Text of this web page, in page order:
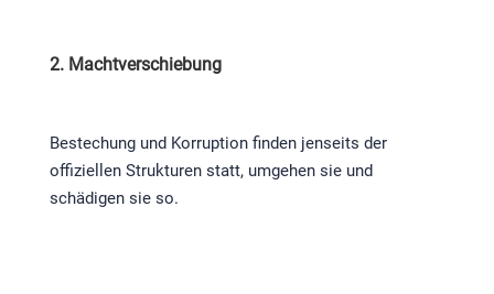
2. Machtverschiebung
Bestechung und Korruption finden jenseits der
offiziellen Strukturen statt, umgehen sie und
schädigen sie so.